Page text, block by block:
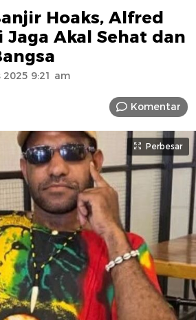
Hoaks, Alfred
Jaga Akal Sehat dan
2025 9:21 am
Komentar
Perbesar